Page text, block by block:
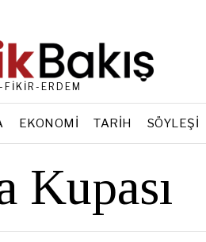
ERDEM
EKONOMI TARIH SÖYLEŞI
Kupası